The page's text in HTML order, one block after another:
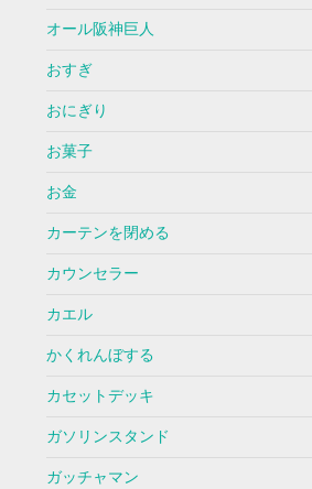
オール阪神巨人
おすぎ
おにぎり
お菓子
お金
カーテンを閉める
カウンセラー
カエル
かくれんぼする
カセットデッキ
ガソリンスタンド
ガッチャマン